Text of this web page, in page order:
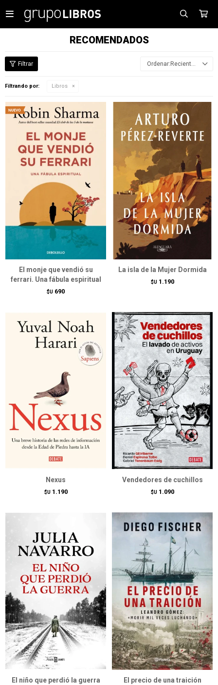

RECOMENDADOS
Recientes
Filtrando por: Libros
El monje que vendió su
ferrari. Una fábula espiritual
$U 690
La isla de la Mujer Dormida
$U 1.190
Nexus
$U 1.190
Vendedores de cuchillos
$U 1.090
El niño que perdió la guerra El precio de una traición